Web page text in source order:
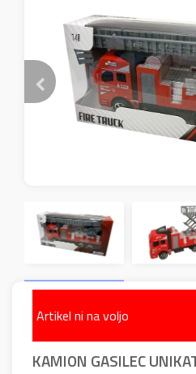
Artikel ni na voljo
KAMION GASILEC